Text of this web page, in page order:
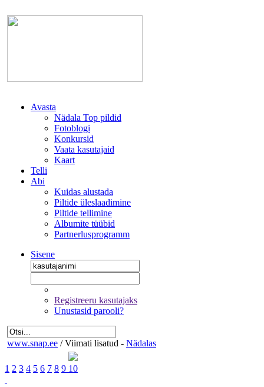
Avasta
Nädala Top pildid
Fotoblogi
Konkursid
Vaata kasutajaid
Kaart
Telli
Abi
Kuidas alustada
Piltide üleslaadimine
Piltide tellimine
Albumite tüübid
Partnerlusprogramm
Sisene
Registreeru kasutajaks
Unustasid parooli?
www.snap.ee /Viimati lisatud - Nädalas
1 2 3 4 5 6 7 8 9 10